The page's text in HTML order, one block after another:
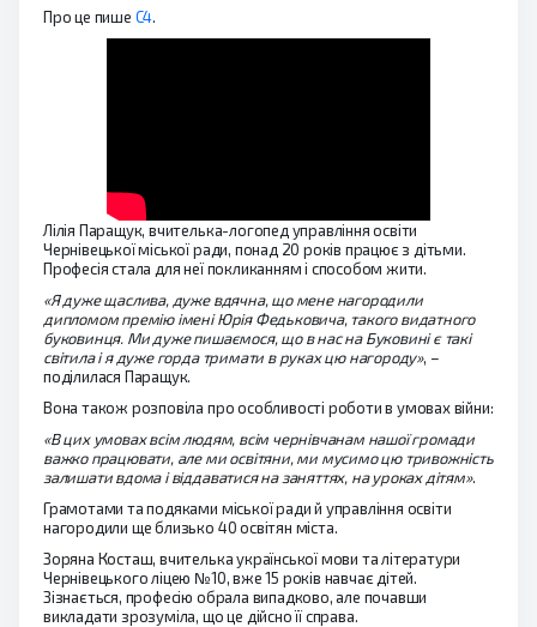
Про це пише C4.
Лілія Паращук, вчителька-логопед управління освіти
Чернівецької міської ради, понад 20 років працює з дітьми.
Професія стала для неї покликанням і способом жити.
«Я дуже щаслива, дуже вдячна, що мене нагородили
дипломом премію імені Юрія Федьковича, такого видатного
буковинця. Ми дуже пишаємося, що в нас на Буковині є такі
світила і я дуже горда тримати в руках цю нагороду», –
поділилася Паращук.
Вона також розповіла про особливості роботи в умовах війни:
«В цих умовах всім людям, всім чернівчанам нашої громади
важко працювати, але ми освітяни, ми мусимо цю тривожність
залишати вдома і віддаватися на заняттях, на уроках дітям».
Грамотами та подяками міської ради й управління освіти
нагородили ще близько 40 освітян міста.
Зоряна Косташ, вчителька української мови та літератури
Чернівецького ліцею №10, вже 15 років навчає дітей.
Зізнається, професію обрала випадково, але почавши
викладати зрозуміла, що це дійсно її справа.